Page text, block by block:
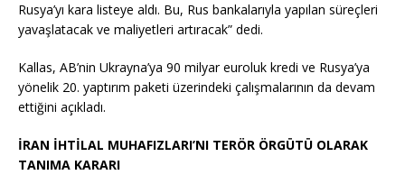
Rusya’yı kara listeye aldı. Bu, Rus bankalarıyla yapılan süreçleri
yavaşlatacak ve maliyetleri artıracak” dedi.
Kallas, AB’nin Ukrayna’ya 90 milyar euroluk kredi ve Rusya’ya
yönelik 20. yaptırım paketi üzerindeki çalışmalarının da devam
ettiğini açıkladı.
İRAN İHTİLAL MUHAFIZLARI’NI TERÖR ÖRGÜTÜ OLARAK
TANIMA KARARI